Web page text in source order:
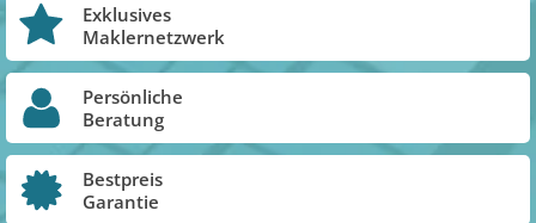
Exklusives
Maklernetzwerk
Persönliche
Beratung
Bestpreis
Garantie